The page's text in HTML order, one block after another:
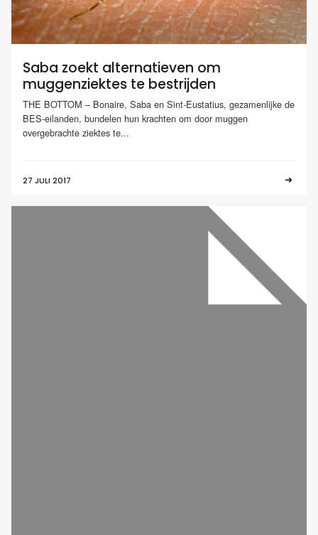
Saba zoekt alternatieven om
muggenziektes te bestrijden
THE BOTTOM – Bonaire, Saba en Sint-Eustatius, gezamenlijke de
BES-eilanden, bundelen hun krachten om door muggen
overgebrachte ziektes te...
27 JULI 2017